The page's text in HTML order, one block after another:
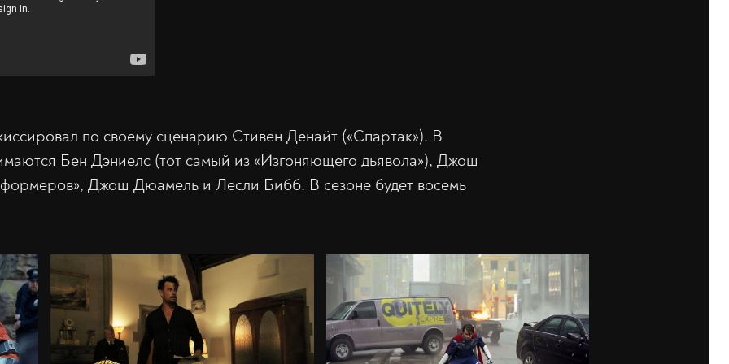
по своему сценарию Стивен Денайт («Спартак»). В
Бен Дэниелс (тот самый из «Изгоняющего дьявола»), Джош
Джош Дюамель и Лесли Бибб. В сезоне будет восемь